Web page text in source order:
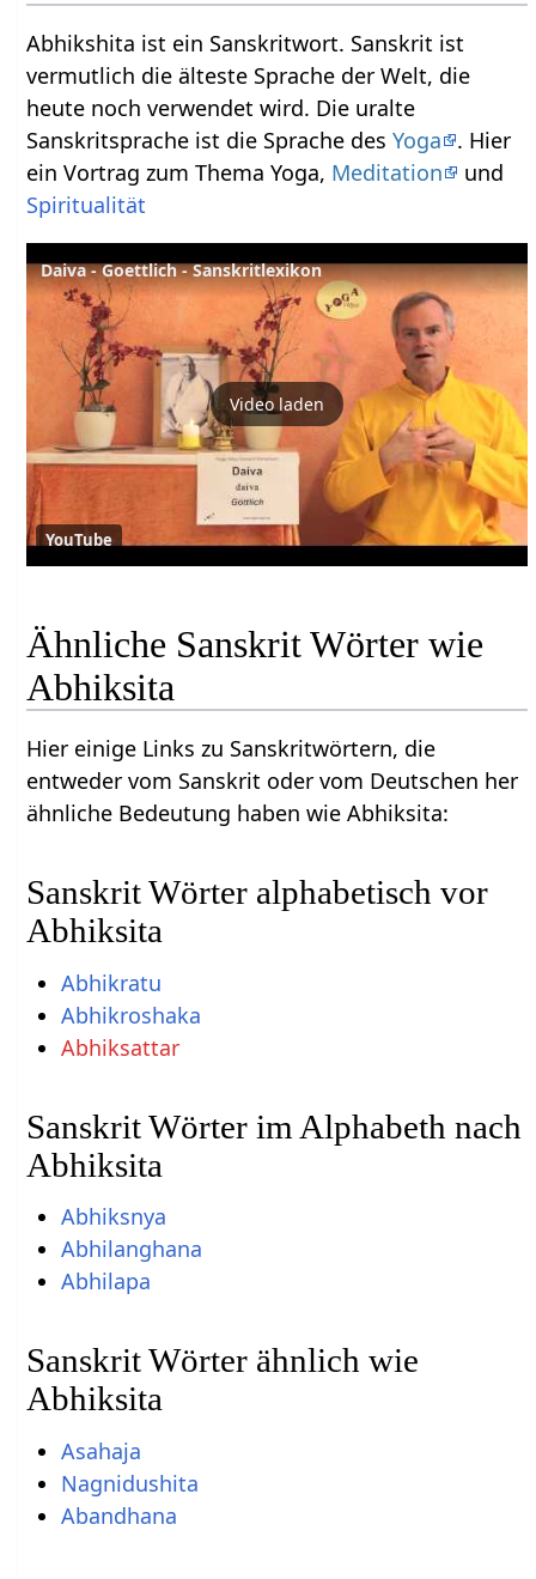
Abhikshita ist ein Sanskritwort. Sanskrit ist
vermutlich die älteste Sprache der Welt, die
heute noch verwendet wird. Die uralte
Sanskritsprache ist die Sprache desYoga
. Hier
ein Vortrag zum Thema Yoga, Meditation
und
Spiritualität
Daiva - Goettlich - Sanskritlexikon
Video laden
YouTube
Ähnliche Sanskrit Wörter wie
Abhiksita
Hier einige Links zu Sanskritwörtern, die
entweder vom Sanskrit oder vom Deutschen her
ähnliche Bedeutung haben wie Abhiksita:
Sanskrit Wörter alphabetisch vor
Abhiksita
Abhikratu
Abhikroshaka
Abhiksattar
Sanskrit Wörter im Alphabeth nach
Abhiksita
Abhiksnya
Abhilanghana
Abhilapa
Sanskrit Wörter ähnlich wie
Abhiksita
Asahaja
Nagnidushita
Abandhana